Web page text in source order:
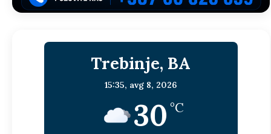
Trebinje, BA
15:35, avg 8, 2026
30 °C